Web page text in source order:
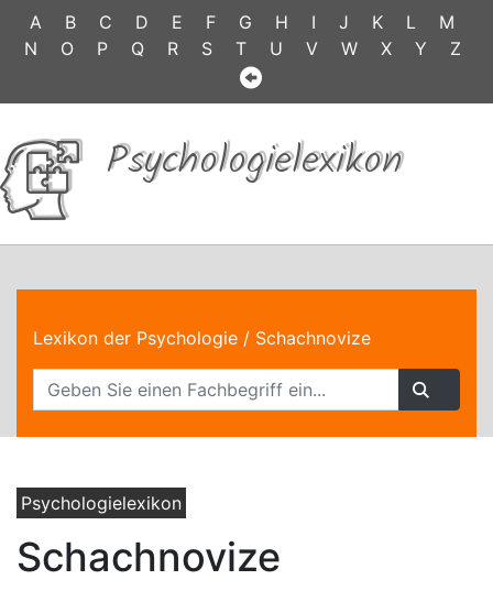
A B C D E F G H I J K L
M
N
O P Q R S T U V W X Y Z
Psychologielexikon
Lexikon der Psychologie / Schachnovize
Psychologielexikon
Schachnovize